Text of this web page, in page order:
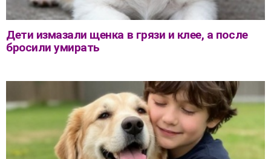
Дети измазали щенка в грязи и клее, а после
бросили умирать